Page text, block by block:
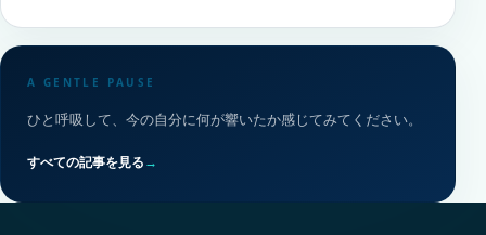
A GENTLE PAUSE
ひと呼吸して、今の自分に何が響いたか感じてみてください。
すべての記事を見る→